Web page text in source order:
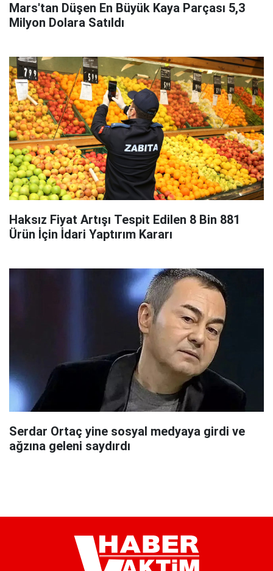
Mars'tan Düşen En Büyük Kaya Parçası 5,3
Milyon Dolara Satıldı
Haksız Fiyat Artışı Tespit Edilen 8 Bin 881
Ürün İçin İdari Yaptırım Kararı
Serdar Ortaç yine sosyal medyaya girdi ve
ağzına geleni saydırdı